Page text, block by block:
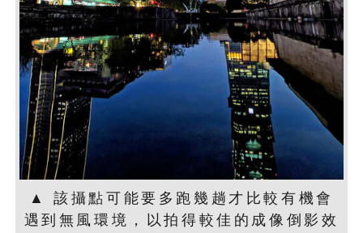
▲ 該攝點可能要多跑幾趟才比較有機會
遇到無風環境，以拍得較佳的成像倒影效